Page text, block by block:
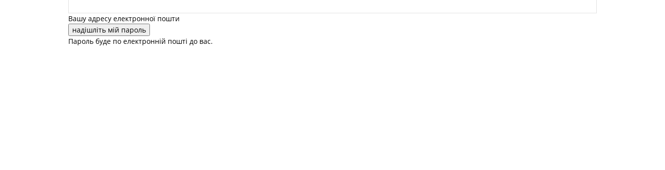
Вашу адресу електронної пошти
Пароль буде по електронній пошті до вас.